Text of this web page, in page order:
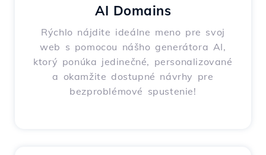
AI Domains
Rýchlo nájdite ideálne meno pre svoj
web s pomocou nášho generátora AI,
ktorý ponúka jedinečné, personalizované
a okamžite dostupné návrhy pre
bezproblémové spustenie!